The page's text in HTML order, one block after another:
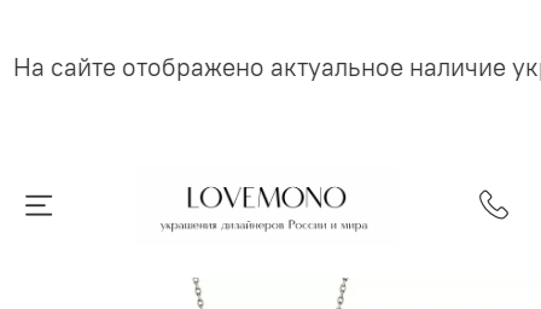
На сайте отображено актуальное наличие